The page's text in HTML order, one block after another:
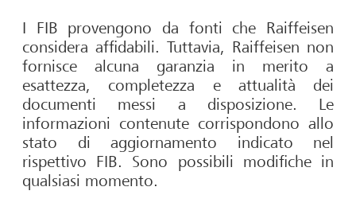
I FIB provengono da fonti che Raiffeisen
considera affidabili. Tuttavia, Raiffeisen non
fornisce alcuna garanzia in merito a
esattezza, completezza e attualità dei
documenti messi a disposizione. Le
informazioni contenute corrispondono allo
stato di aggiornamento indicato nel
rispettivo FIB. Sono possibili modifiche in
qualsiasi momento.